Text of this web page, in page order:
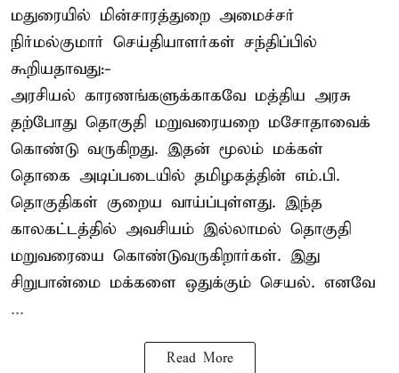
மதுரையில் மின்சாரத்துறை அமைச்சர்
நிர்மல்குமார் செய்தியாளர்கள் சந்திப்பில்
கூறியதாவது:-
அரசியல் காரணங்களுக்காகவே மத்திய அரசு
தற்போது தொகுதி மறுவரையறை மசோதாவைக்
கொண்டு வருகிறது. இதன் மூலம் மக்கள்
தொகை அடிப்படையில் தமிழகத்தின் எம்.பி.
தொகுதிகள் குறைய வாய்ப்புள்ளது. இந்த
காலகட்டத்தில் அவசியம் இல்லாமல் தொகுதி
மறுவரையை கொண்டுவருகிறார்கள். இது
சிறுபான்மை மக்களை ஒதுக்கும் செயல். எனவே
...
Read More